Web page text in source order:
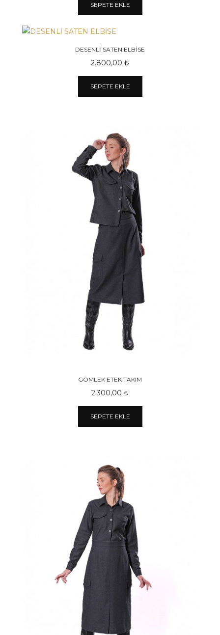
SEPETE EKLE
DESENLİ SATEN ELBİSE
2.800,00 ₺
SEPETE EKLE
GÖMLEK ETEK TAKIM
2.300,00 ₺
SEPETE EKLE